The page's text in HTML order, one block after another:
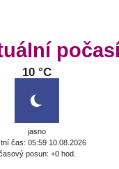
10 °C
jasno
čas: 05:59 10.08.2026
posun: +0 hod.